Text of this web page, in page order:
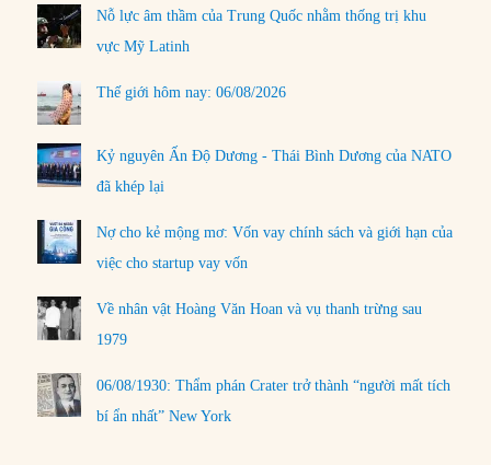
Nỗ lực âm thầm của Trung Quốc nhằm thống trị khu
vực Mỹ Latinh
Thế giới hôm nay: 06/08/2026
Kỷ nguyên Ấn Độ Dương - Thái Bình Dương của NATO
đã khép lại
Nợ cho kẻ mộng mơ: Vốn vay chính sách và giới hạn của
việc cho startup vay vốn
Về nhân vật Hoàng Văn Hoan và vụ thanh trừng sau
1979
06/08/1930: Thẩm phán Crater trở thành “người mất tích
bí ẩn nhất” New York